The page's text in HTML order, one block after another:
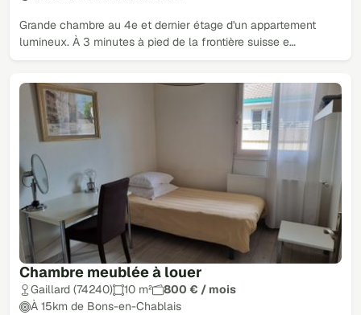
Grande chambre au 4e et dernier étage d'un appartement
lumineux. À 3 minutes à pied de la frontière suisse e…
Chambre meublée à louer
Gaillard (74240) 10 m²
800 € / mois
À 15km de Bons-en-Chablais